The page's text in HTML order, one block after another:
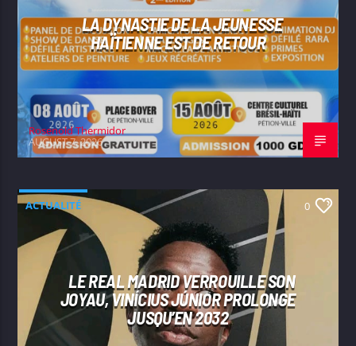
LA DYNASTIE DE LA JEUNESSE
HAÏTIENNE EST DE RETOUR
Rosenold Thermidor
AUGUST 7, 2026
ACTUALITÉ 0
LE REAL MADRID VERROUILLE SON
JOYAU, VINÍCIUS JÚNIOR PROLONGE
JUSQU’EN 2032